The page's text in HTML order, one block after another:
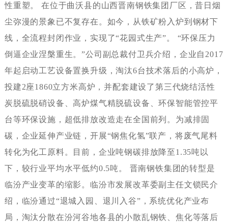
性重塑。在位于曲沃县的山西晋南钢铁集团厂区，昔日烟
尘弥漫的景象已不复存在。如今，从铁矿粉入炉到钢材下
线，全流程封闭作业，实现了“花园式生产”。“环保压力
倒逼企业涅槃重生。”公司副总裁付卫兵介绍，企业自2017
年起启动工艺设备置换升级，淘汰6台技术落后的小高炉，
投建2座1860立方米高炉，并配套建设了第三代烧结活性
炭脱硫脱硝设备、高炉煤气精脱硫设备、环保智能管控平
台等环保设施，超低排放改造走在全国前列。为减排固
碳，企业延伸产业链，开展“钢焦化氢”联产，将废气尾料
转化为化工原料。目前，企业吨钢碳排放降至1.35吨以
下，较行业平均水平低约0.5吨。晋南钢铁集团的转型是
临汾产业变革的缩影。临汾市发展改革委副主任文锁民介
绍，临汾通过“退城入园、退川入谷”，系统优化产业布
局，淘汰分散在汾河谷地各县的小散乱钢铁、焦化等落后